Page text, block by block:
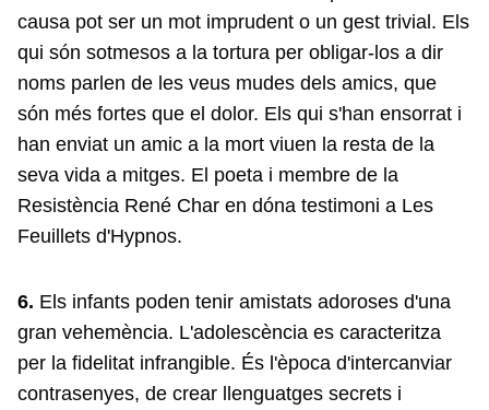
causa pot ser un mot imprudent o un gest trivial. Els
qui són sotmesos a la tortura per obligar-los a dir
noms parlen de les veus mudes dels amics, que
són més fortes que el dolor. Els qui s'han ensorrat i
han enviat un amic a la mort viuen la resta de la
seva vida a mitges. El poeta i membre de la
Resistència René Char en dóna testimoni a Les
Feuillets d'Hypnos.
6. Els infants poden tenir amistats adoroses d'una
gran vehemència. L'adolescència es caracteritza
per la fidelitat infrangible. És l'època d'intercanviar
contrasenyes, de crear llenguatges secrets i